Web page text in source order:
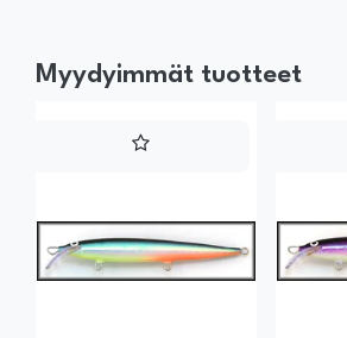
Myydyimmät tuotteet